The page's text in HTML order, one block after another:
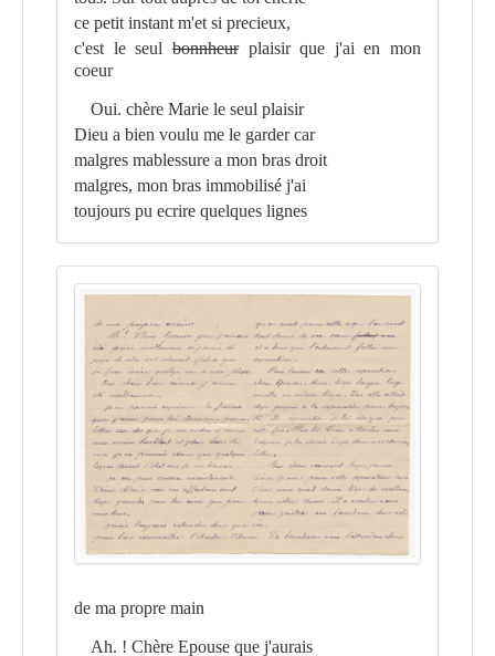
ce petit instant m'et si precieux,
c'est le seulbonnheurplaisir que j'ai en mon
coeur
Oui. chère Marie le seul plaisir
Dieu a bien voulu me le garder car
malgres mablessure a mon bras droit
malgres, mon bras immobilisé j'ai
toujours pu ecrire quelques lignes
de ma propre main
Ah. ! Chère Epouse que j'aurais